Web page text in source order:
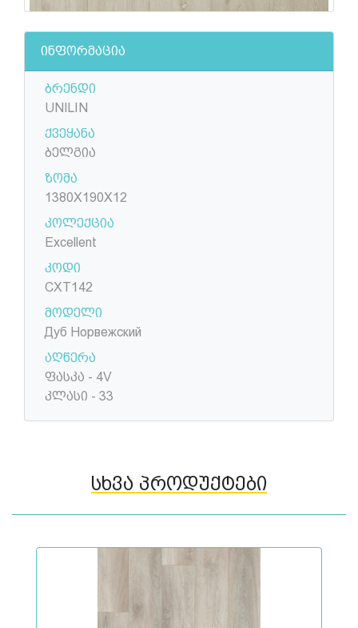
ინფორმაცია
ბრენდი
UNILIN
ქვეყანა
ბელგია
ზომა
1380X190X12
კოლექცია
Excellent
კოდი
CXT142
მოდელი
Дуб Норвежский
აღწერა
ფასკა - 4V
კლასი - 33
სხვა პროდუქტები